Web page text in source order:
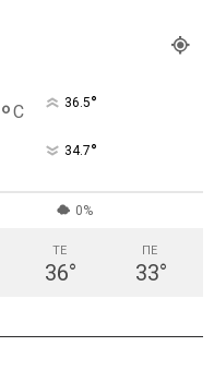
°C 36.5°
34.7°
0%
ΤΕ
36°
ΠΕ
33°